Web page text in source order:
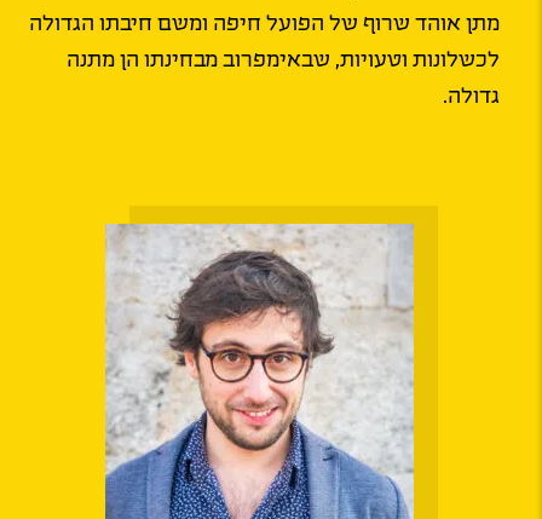
מתן אוהד שרוף של הפועל חיפה ומשם חיבתו הגדולה
לכשלונות וטעויות, שבאימפרוב מבחינתו הן מתנה
גדולה.